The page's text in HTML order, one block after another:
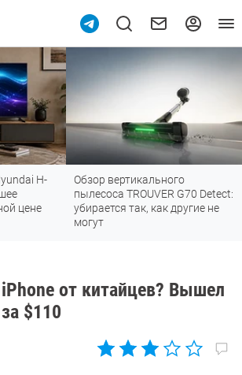
H-
цене
Обзор вертикального
пылесоса TROUVER G70 Detect:
убирается так, как другие не
могут
от китайцев? Вышел
$110